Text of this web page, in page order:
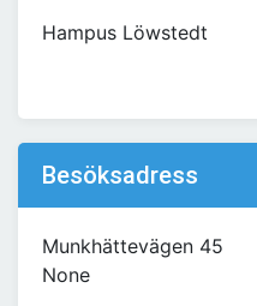
Hampus Löwstedt
Besöksadress
Munkhättevägen 45
None